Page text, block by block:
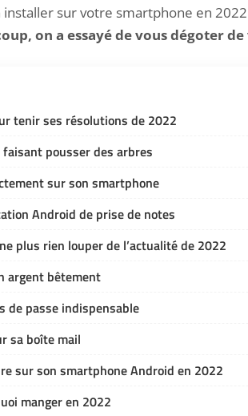
sur votre smartphone en
on a essayé de vous dégoter
tenir ses résolutions de 2022
pousser des arbres
sur son smartphone
Android de prise de notes
plus rien louper de l’actualité de 2022
argent bêtement
de passe indispensable
sa boîte mail
sur son smartphone Android en 2022
manger en 2022